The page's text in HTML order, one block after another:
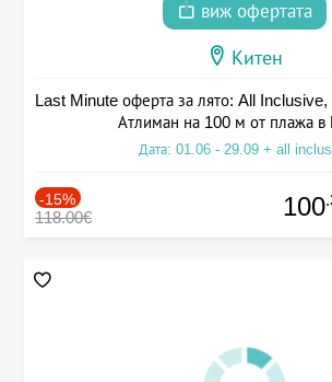
виж офертата
Китен
Last Minute оферта за лято: All Inclusive,
Атлиман на 100 м от плажа в
Дата: 01.06 - 29.09 + all
-15%
118.00€ 100